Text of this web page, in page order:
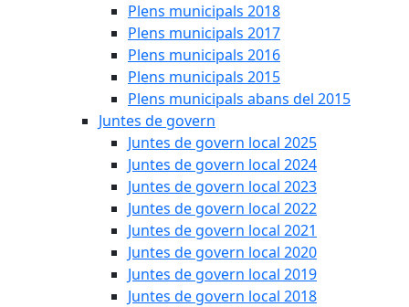
Plens municipals 2018
Plens municipals 2017
Plens municipals 2016
Plens municipals 2015
Plens municipals abans del 2015
Juntes de govern
Juntes de govern local 2025
Juntes de govern local 2024
Juntes de govern local 2023
Juntes de govern local 2022
Juntes de govern local 2021
Juntes de govern local 2020
Juntes de govern local 2019
Juntes de govern local 2018